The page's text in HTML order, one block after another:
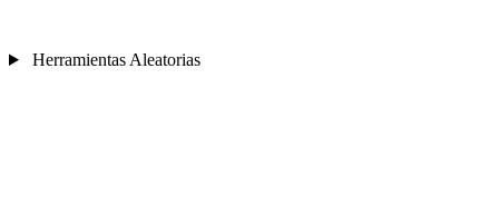
Herramientas Aleatorias